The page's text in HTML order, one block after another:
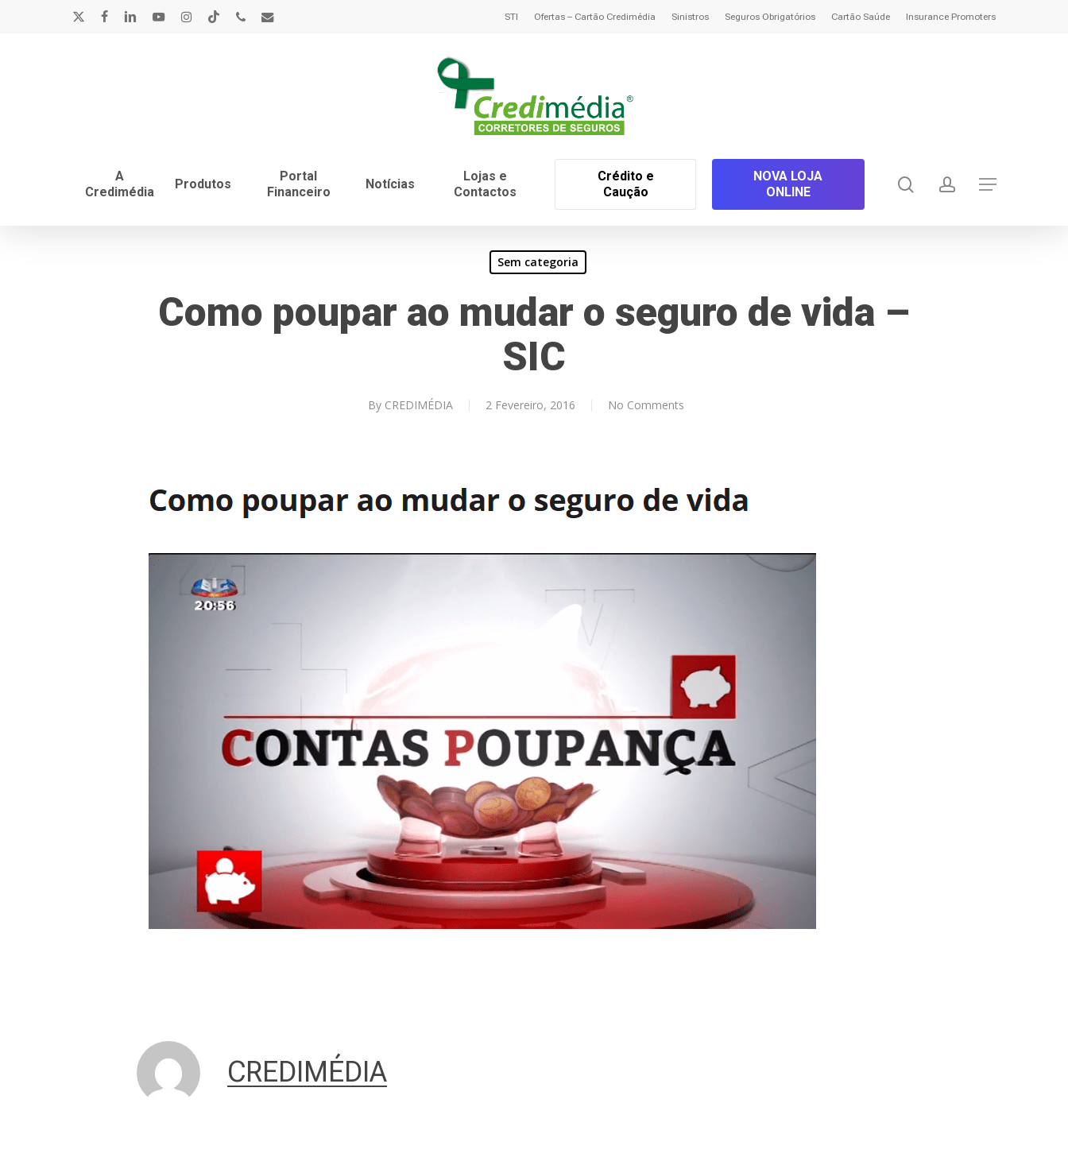
instagram
tiktok
STI Ofertas – Cartão Credimédia Sinistros Seguros Obrigatórios Cartão Saúde Insurance Promoters
A
Credimédia
Produtos
Portal
Financeiro
Notícias
Lojas e
Contactos
Crédito e
Caução
NOVA LOJA
ONLINE
searchaccount
Menu
Sem categoria
Como poupar ao mudar o seguro de vida –
SIC
By CREDIMÉDIA 2 Fevereiro, 2016 No Comments
CREDIMÉDIA